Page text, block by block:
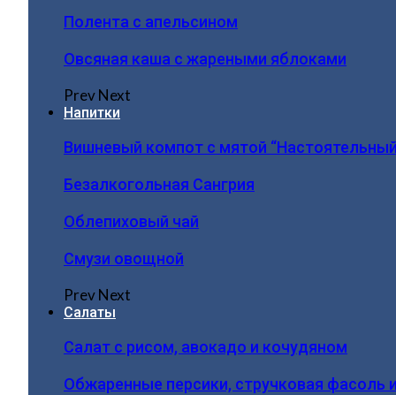
Полента с апельсином
Овсяная каша с жареными яблоками
PrevNext
Напитки
Вишневый компот с мятой
Безалкогольная Сангрия
Облепиховый чай
Смузи овощной
PrevNext
Салаты
Салат с рисом, авокадо и кочудяном
Обжаренные персики, стручковая фасоль